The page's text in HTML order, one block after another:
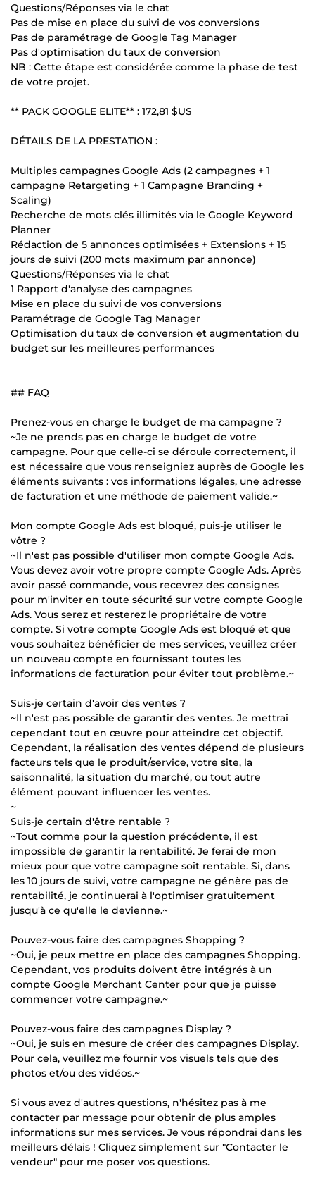
Questions/Réponses via le chat
Pas de mise en place du suivi de vos conversions
Pas de paramétrage de Google Tag Manager
Pas d'optimisation du taux de conversion
NB : Cette étape est considérée comme la phase de test
de votre projet.
** PACK GOOGLE ELITE** : 172,81 $US
DÉTAILS DE LA PRESTATION :
Multiples campagnes Google Ads (2 campagnes + 1
campagne Retargeting + 1 Campagne Branding +
Scaling)
Recherche de mots clés illimités via le Google Keyword
Planner
Rédaction de 5 annonces optimisées + Extensions + 15
jours de suivi (200 mots maximum par annonce)
Questions/Réponses via le chat
1 Rapport d'analyse des campagnes
Mise en place du suivi de vos conversions
Paramétrage de Google Tag Manager
Optimisation du taux de conversion et augmentation du
budget sur les meilleures performances
## FAQ
Prenez-vous en charge le budget de ma campagne ?
~Je ne prends pas en charge le budget de votre
campagne. Pour que celle-ci se déroule correctement, il
est nécessaire que vous renseigniez auprès de Google les
éléments suivants : vos informations légales, une adresse
de facturation et une méthode de paiement valide.~
Mon compte Google Ads est bloqué, puis-je utiliser le
vôtre ?
~Il n'est pas possible d'utiliser mon compte Google Ads.
Vous devez avoir votre propre compte Google Ads. Après
avoir passé commande, vous recevrez des consignes
pour m'inviter en toute sécurité sur votre compte Google
Ads. Vous serez et resterez le propriétaire de votre
compte. Si votre compte Google Ads est bloqué et que
vous souhaitez bénéficier de mes services, veuillez créer
un nouveau compte en fournissant toutes les
informations de facturation pour éviter tout problème.~
Suis-je certain d'avoir des ventes ?
~Il n'est pas possible de garantir des ventes. Je mettrai
cependant tout en œuvre pour atteindre cet objectif.
Cependant, la réalisation des ventes dépend de plusieurs
facteurs tels que le produit/service, votre site, la
saisonnalité, la situation du marché, ou tout autre
élément pouvant influencer les ventes.
~
Suis-je certain d'être rentable ?
~Tout comme pour la question précédente, il est
impossible de garantir la rentabilité. Je ferai de mon
mieux pour que votre campagne soit rentable. Si, dans
les 10 jours de suivi, votre campagne ne génère pas de
rentabilité, je continuerai à l'optimiser gratuitement
jusqu'à ce qu'elle le devienne.~
Pouvez-vous faire des campagnes Shopping ?
~Oui, je peux mettre en place des campagnes Shopping.
Cependant, vos produits doivent être intégrés à un
compte Google Merchant Center pour que je puisse
commencer votre campagne.~
Pouvez-vous faire des campagnes Display ?
~Oui, je suis en mesure de créer des campagnes Display.
Pour cela, veuillez me fournir vos visuels tels que des
photos et/ou des vidéos.~
Si vous avez d'autres questions, n'hésitez pas à me
contacter par message pour obtenir de plus amples
informations sur mes services. Je vous répondrai dans les
meilleurs délais ! Cliquez simplement sur "Contacter le
vendeur" pour me poser vos questions.